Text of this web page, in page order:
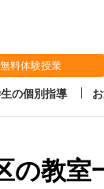
無料体験授業
の個別指導
の教室